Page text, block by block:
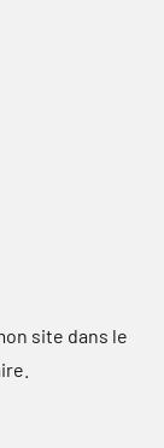
site dans le